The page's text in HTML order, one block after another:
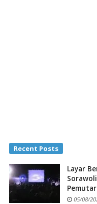
Recent Posts
Layar
05/08/